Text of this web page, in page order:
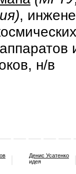
,
н/в
Денис Усатенко
идея